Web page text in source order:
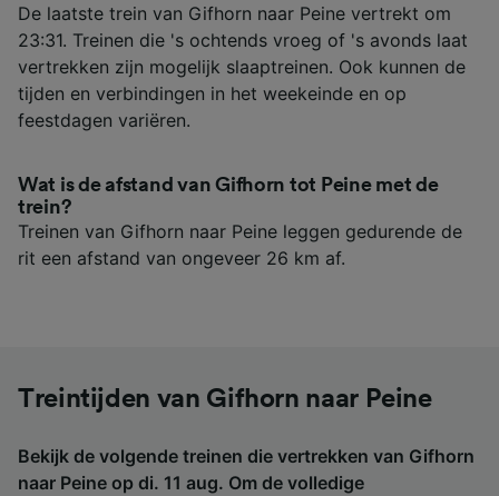
De laatste trein van Gifhorn naar Peine vertrekt om
23:31. Treinen die 's ochtends vroeg of 's avonds laat
vertrekken zijn mogelijk slaaptreinen. Ook kunnen de
tijden en verbindingen in het weekeinde en op
feestdagen variëren.
Wat is de afstand van Gifhorn tot Peine met de
trein?
Treinen van Gifhorn naar Peine leggen gedurende de
rit een afstand van ongeveer 26 km af.
Treintijden van Gifhorn naar Peine
Bekijk de volgende treinen die vertrekken van Gifhorn
naar Peine op di. 11 aug. Om de volledige